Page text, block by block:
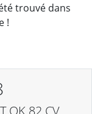
trouvé dans
!
OK 82 CV